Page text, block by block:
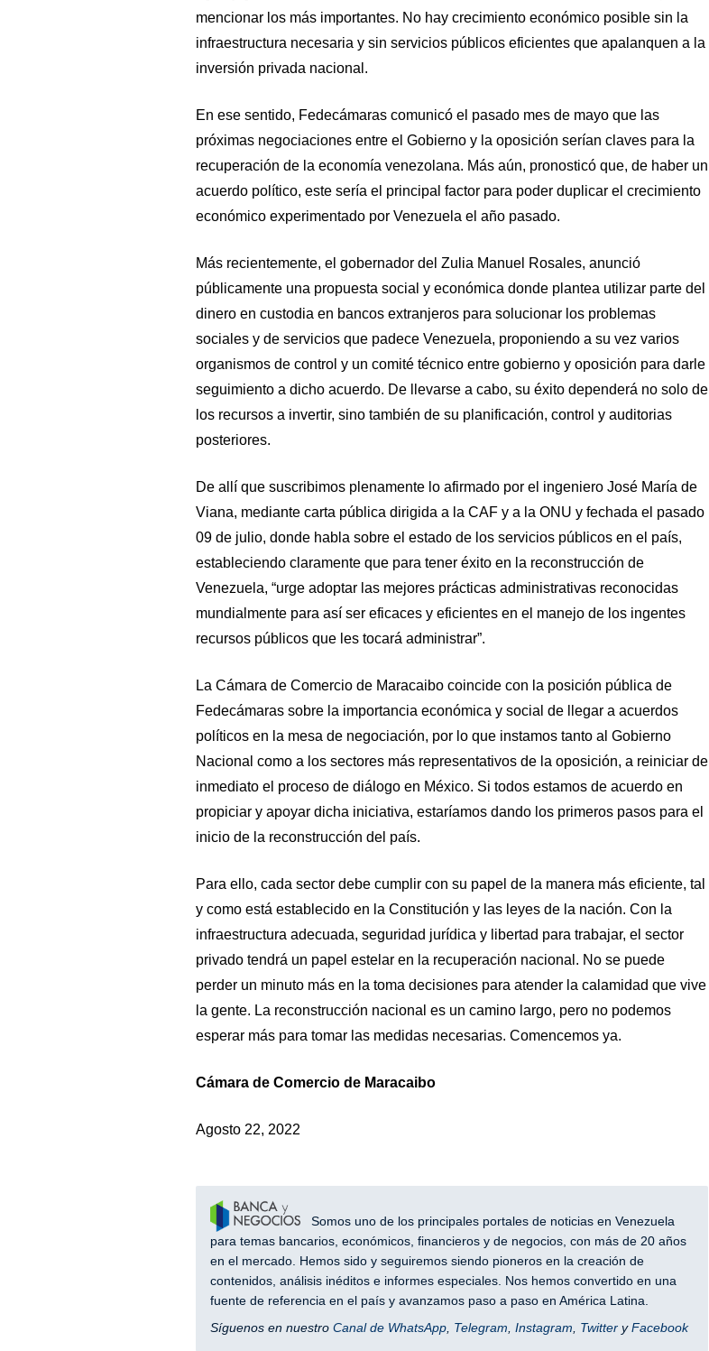
mencionar los más importantes. No hay crecimiento económico posible sin la
infraestructura necesaria y sin servicios públicos eficientes que apalanquen a la
inversión privada nacional.
En ese sentido, Fedecámaras comunicó el pasado mes de mayo que las
próximas negociaciones entre el Gobierno y la oposición serían claves para la
recuperación de la economía venezolana. Más aún, pronosticó que, de haber un
acuerdo político, este sería el principal factor para poder duplicar el crecimiento
económico experimentado por Venezuela el año pasado.
Más recientemente, el gobernador del Zulia Manuel Rosales, anunció
públicamente una propuesta social y económica donde plantea utilizar parte del
dinero en custodia en bancos extranjeros para solucionar los problemas
sociales y de servicios que padece Venezuela, proponiendo a su vez varios
organismos de control y un comité técnico entre gobierno y oposición para darle
seguimiento a dicho acuerdo. De llevarse a cabo, su éxito dependerá no solo de
los recursos a invertir, sino también de su planificación, control y auditorias
posteriores.
De allí que suscribimos plenamente lo afirmado por el ingeniero José María de
Viana, mediante carta pública dirigida a la CAF y a la ONU y fechada el pasado
09 de julio, donde habla sobre el estado de los servicios públicos en el país,
estableciendo claramente que para tener éxito en la reconstrucción de
Venezuela, “urge adoptar las mejores prácticas administrativas reconocidas
mundialmente para así ser eficaces y eficientes en el manejo de los ingentes
recursos públicos que les tocará administrar”.
La Cámara de Comercio de Maracaibo coincide con la posición pública de
Fedecámaras sobre la importancia económica y social de llegar a acuerdos
políticos en la mesa de negociación, por lo que instamos tanto al Gobierno
Nacional como a los sectores más representativos de la oposición, a reiniciar de
inmediato el proceso de diálogo en México. Si todos estamos de acuerdo en
propiciar y apoyar dicha iniciativa, estaríamos dando los primeros pasos para el
inicio de la reconstrucción del país.
Para ello, cada sector debe cumplir con su papel de la manera más eficiente, tal
y como está establecido en la Constitución y las leyes de la nación. Con la
infraestructura adecuada, seguridad jurídica y libertad para trabajar, el sector
privado tendrá un papel estelar en la recuperación nacional. No se puede
perder un minuto más en la toma decisiones para atender la calamidad que vive
la gente. La reconstrucción nacional es un camino largo, pero no podemos
esperar más para tomar las medidas necesarias. Comencemos ya.
Cámara de Comercio de Maracaibo
Agosto 22, 2022
Somos uno de los principales portales de noticias en Venezuela
para temas bancarios, económicos, financieros y de negocios, con más de 20 años
en el mercado. Hemos sido y seguiremos siendo pioneros en la creación de
contenidos, análisis inéditos e informes especiales. Nos hemos convertido en una
fuente de referencia en el país y avanzamos paso a paso en América Latina.
Síguenos en nuestro Canal de WhatsApp, Telegram, Instagram, TwitteryFacebook